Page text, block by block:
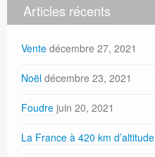
Articles récents
Vente décembre 27, 2021
Noël décembre 23, 2021
Foudre juin 20, 2021
La France à 420 km d’altitude